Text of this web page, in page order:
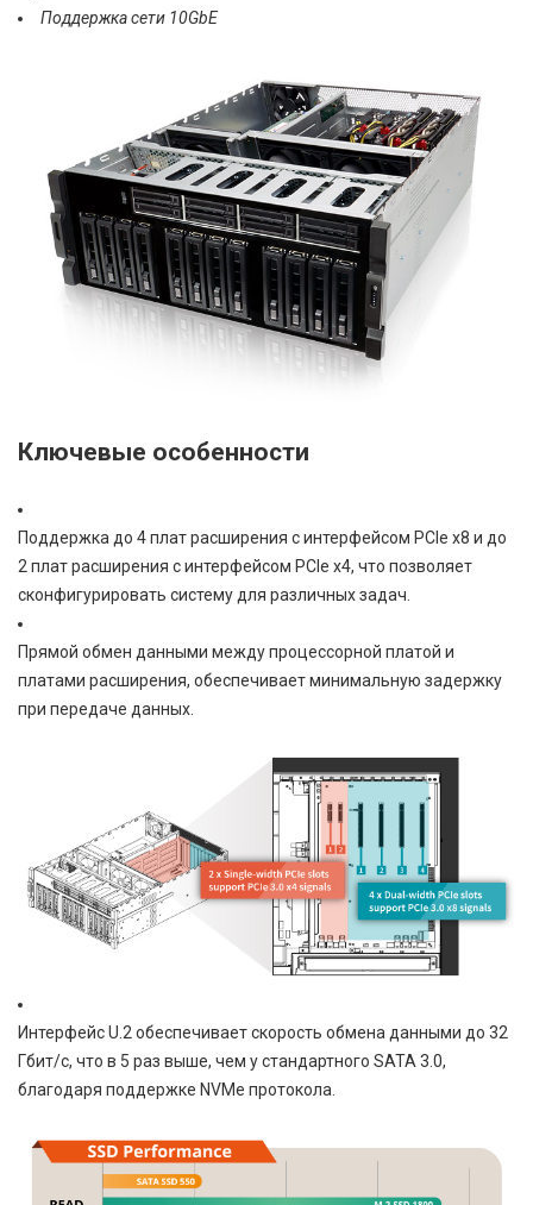
Поддержка сети 10GbE
Ключевые особенности
Поддержка до 4 плат расширения с интерфейсом PCIe x8 и до
2 плат расширения с интерфейсом PCIe x4, что позволяет
сконфигурировать систему для различных задач.
Прямой обмен данными между процессорной платой и
платами расширения, обеспечивает минимальную задержку
при передаче данных.
Интерфейс U.2 обеспечивает скорость обмена данными до 32
Гбит/с, что в 5 раз выше, чем у стандартного SATA 3.0,
благодаря поддержке NVMe протокола.